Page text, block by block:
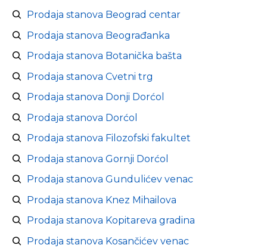
Prodaja stanova Beograd centar
Prodaja stanova Beograđanka
Prodaja stanova Botanička bašta
Prodaja stanova Cvetni trg
Prodaja stanova Donji Dorćol
Prodaja stanova Dorćol
Prodaja stanova Filozofski fakultet
Prodaja stanova Gornji Dorćol
Prodaja stanova Gundulićev venac
Prodaja stanova Knez Mihailova
Prodaja stanova Kopitareva gradina
Prodaja stanova Kosančićev venac